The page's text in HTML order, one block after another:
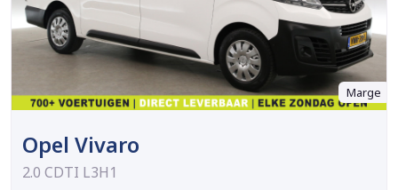
Marge
Opel Vivaro
2.0 CDTI L3H1